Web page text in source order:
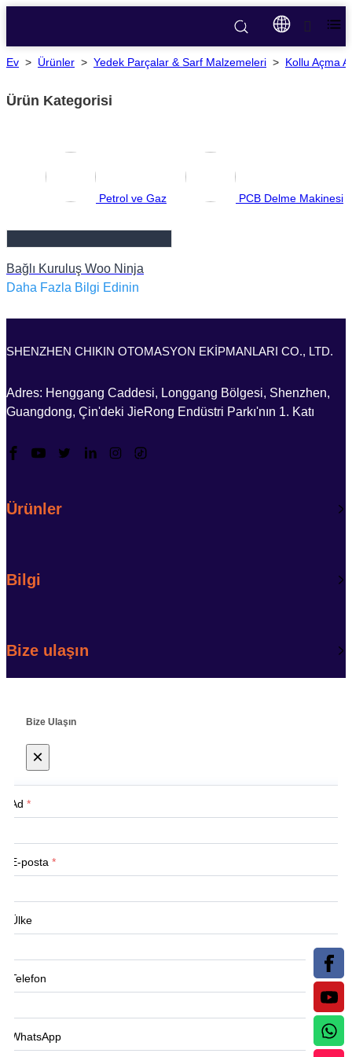
Ev > Ürünler > Yedek Parçalar & Sarf Malzemeleri > Kollu Açma
Ürün Kategorisi
Petrol ve Gaz PCB Delme Makinesi
Bağlı Kuruluş Woo Ninja
Daha Fazla Bilgi Edinin
SHENZHEN CHIKIN OTOMASYON EKİPMANLARI CO., LTD.
Adres: Henggang Caddesi, Longgang Bölgesi, Shenzhen,
Guangdong, Çin'deki JieRong Endüstri Parkı'nın 1. Katı
Ürünler
Bilgi
Bize ulaşın
Bize Ulaşın
×
Ad *
E-posta *
Ülke
Telefon
WhatsApp